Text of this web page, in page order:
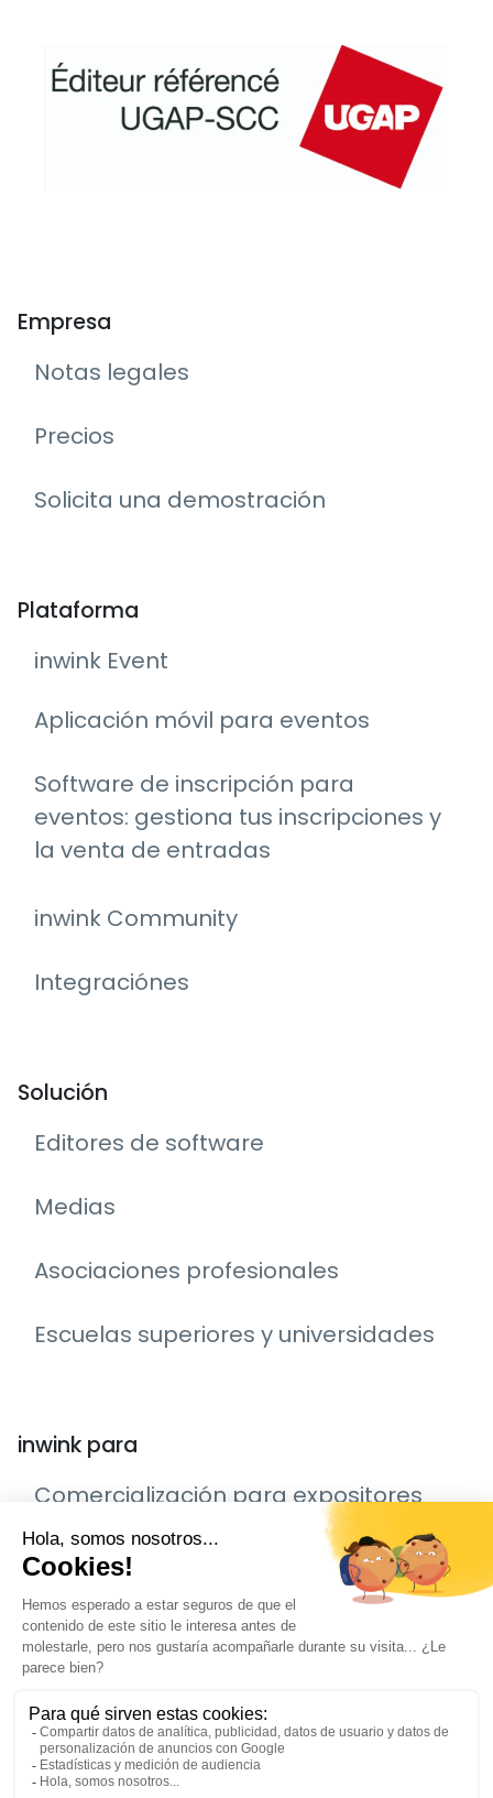
Empresa
Notas legales
Precios
Solicita una demostración
Plataforma
inwink Event
Aplicación móvil para eventos
Software de inscripción para
eventos: gestiona tus inscripciones y
la venta de entradas
inwink Community
Integraciónes
Solución
Editores de software
Medias
Asociaciones profesionales
Escuelas superiores y universidades
inwink para
Comercialización para expositores
Organizar una jornada de puertas
abiertas con inwink